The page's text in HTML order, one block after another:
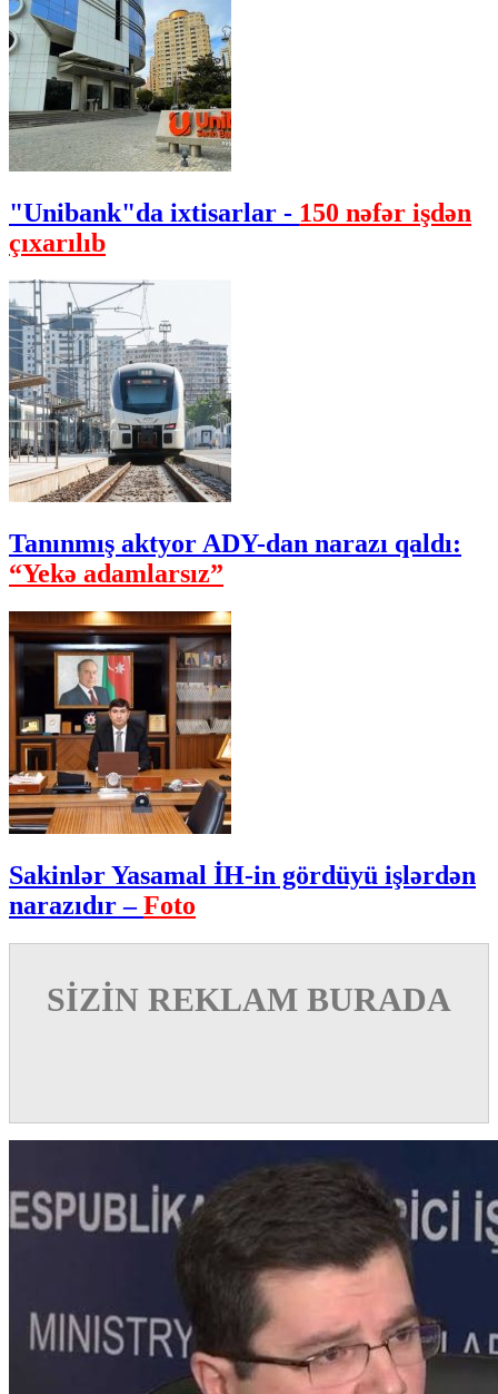
"Unibank"da ixtisarlar - 150 nəfər işdən
çıxarılıb
Tanınmış aktyor ADY-dan narazı qaldı:
“Yekə adamlarsız”
Sakinlər Yasamal İH-in gördüyü işlərdən
narazıdır –Foto
SİZİN REKLAM BURADA